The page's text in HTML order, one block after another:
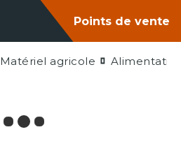
Points de vente
Matériel agricole